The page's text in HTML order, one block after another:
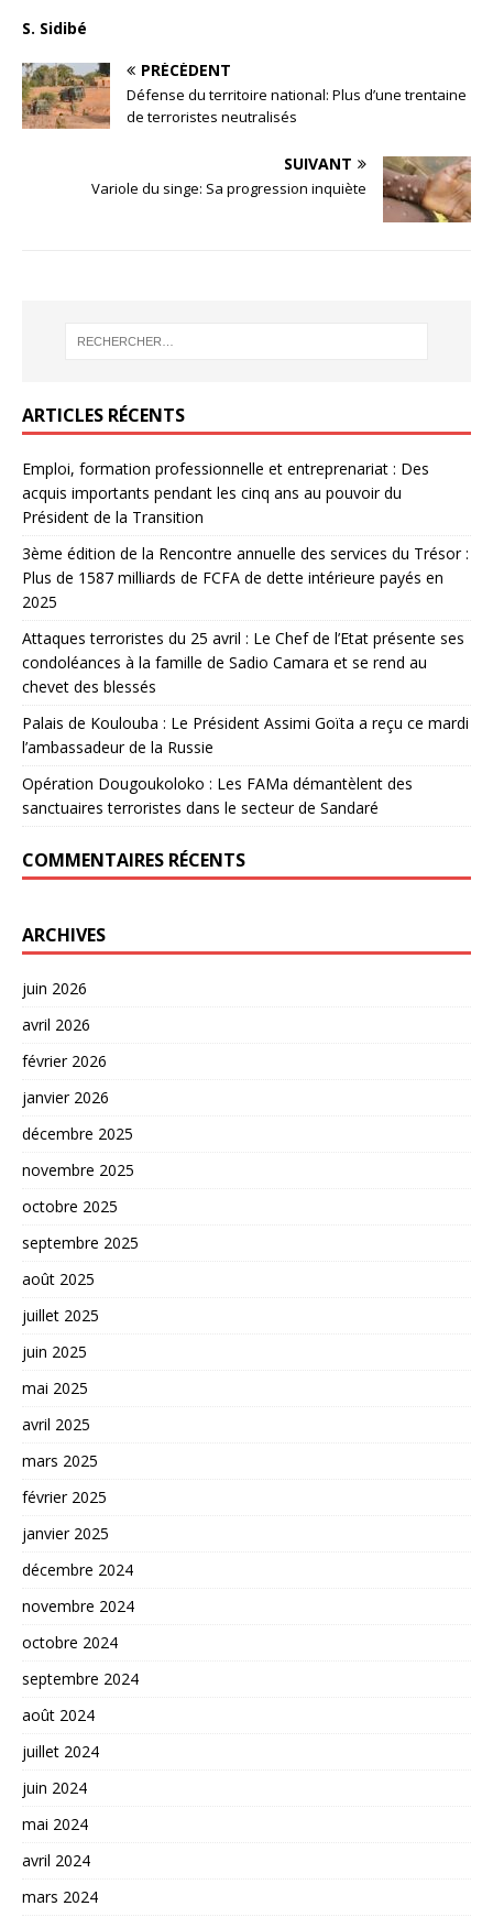
S. Sidibé
PRÉCÉDENT
Défense du territoire national: Plus d’une trentaine
de terroristes neutralisés
SUIVANT
Variole du singe: Sa progression inquiète
ARTICLES RÉCENTS
Emploi, formation professionnelle et entreprenariat : Des
acquis importants pendant les cinq ans au pouvoir du
Président de la Transition
3ème édition de la Rencontre annuelle des services du Trésor :
Plus de 1587 milliards de FCFA de dette intérieure payés en
2025
Attaques terroristes du 25 avril : Le Chef de l’Etat présente ses
condoléances à la famille de Sadio Camara et se rend au
chevet des blessés
Palais de Koulouba : Le Président Assimi Goïta a reçu ce mardi
l’ambassadeur de la Russie
Opération Dougoukoloko : Les FAMa démantèlent des
sanctuaires terroristes dans le secteur de Sandaré
COMMENTAIRES RÉCENTS
ARCHIVES
juin 2026
avril 2026
février 2026
janvier 2026
décembre 2025
novembre 2025
octobre 2025
septembre 2025
août 2025
juillet 2025
juin 2025
mai 2025
avril 2025
mars 2025
février 2025
janvier 2025
décembre 2024
novembre 2024
octobre 2024
septembre 2024
août 2024
juillet 2024
juin 2024
mai 2024
avril 2024
mars 2024